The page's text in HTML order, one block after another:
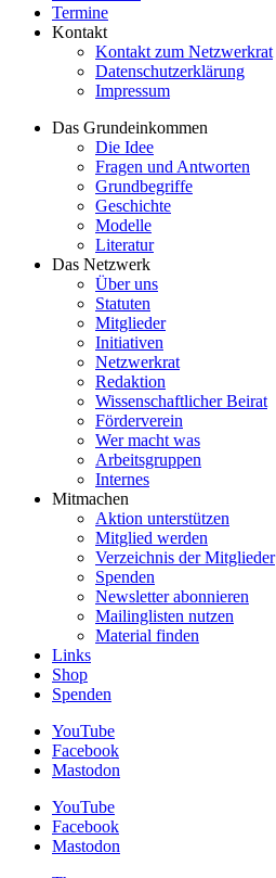
Termine
Kontakt
Kontakt zum Netzwerkrat
Datenschutzerklärung
Impressum
Das Grundeinkommen
Die Idee
Fragen und Antworten
Grundbegriffe
Geschichte
Modelle
Literatur
Das Netzwerk
Über uns
Statuten
Mitglieder
Initiativen
Netzwerkrat
Redaktion
Wissenschaftlicher Beirat
Förderverein
Wer macht was
Arbeitsgruppen
Internes
Mitmachen
Aktion unterstützen
Mitglied werden
Verzeichnis der Mitglieder
Spenden
Newsletter abonnieren
Mailinglisten nutzen
Material finden
Links
Shop
Spenden
YouTube
Facebook
Mastodon
YouTube
Facebook
Mastodon